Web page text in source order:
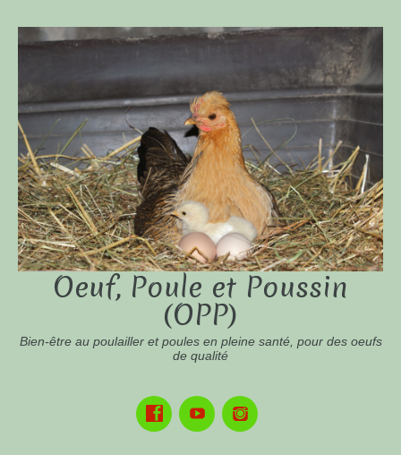
Oeuf, Poule et Poussin
(OPP)
Bien-être au poulailler et poules en pleine santé, pour des oeufs
de qualité